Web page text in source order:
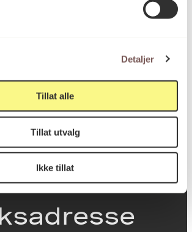
Detaljer
Tillat alle
Tillat utvalg
Ikke tillat